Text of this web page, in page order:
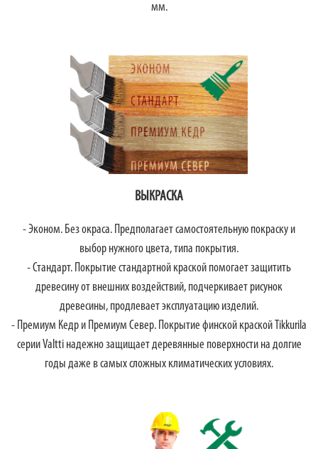
мм.
ВЫКРАСКА
- Эконом. Без окраса. Предполагает самостоятельную покраску и
выбор нужного цвета, типа покрытия.
- Стандарт. Покрытие стандартной краской помогает защитить
древесину от внешних воздействий, подчеркивает рисунок
древесины, продлевает эксплуатацию изделий.
- Премиум Кедр и Премиум Север. Покрытие финской краской Tikkurila
серии Valtti надежно защищает деревянные поверхности на долгие
годы даже в самых сложных климатических условиях.